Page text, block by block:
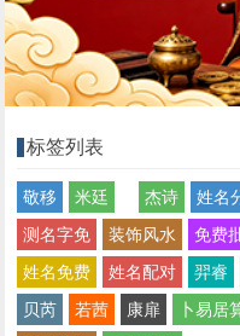
标签列表
敬移 米廷 杰诗 姓名
测名字免
装饰风水 免费
姓名免费
姓名配对 羿睿
贝芮
若茜 康扉 卜易居